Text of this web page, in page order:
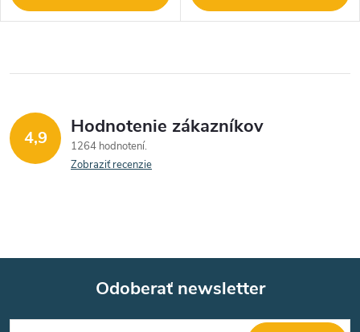
4,9 Hodnotenie zákazníkov
1264 hodnotení
Zobraziť recenzie
Odoberať newsletter